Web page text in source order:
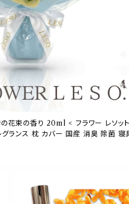
の花束の香り 20ml < フラワー レソッ
グランス 枕 カバー 国産 消臭 除菌 寝
デー ギフト プレゼント